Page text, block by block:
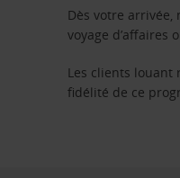
Dès votre arrivée,
voyage d’affaires
Les clients
fidélité de ce